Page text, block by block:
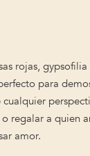
rojas, gypsofilia
para
regalar a quien
amor.